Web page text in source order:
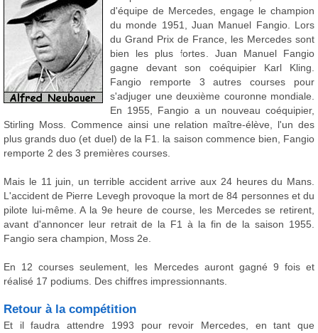
d'équipe de Mercedes, engage le champion
du monde 1951, Juan Manuel Fangio. Lors
du Grand Prix de France, les Mercedes sont
bien les plus fortes. Juan Manuel Fangio
gagne devant son coéquipier Karl Kling.
Fangio remporte 3 autres courses pour
s'adjuger une deuxième couronne mondiale.
En 1955, Fangio a un nouveau coéquipier,
Stirling Moss. Commence ainsi une relation maître-élève, l'un des
plus grands duo (et duel) de la F1. la saison commence bien, Fangio
remporte 2 des 3 premières courses.
Mais le 11 juin, un terrible accident arrive aux 24 heures du Mans.
L'accident de Pierre Levegh provoque la mort de 84 personnes et du
pilote lui-même. A la 9e heure de course, les Mercedes se retirent,
avant d'annoncer leur retrait de la F1 à la fin de la saison 1955.
Fangio sera champion, Moss 2e.
En 12 courses seulement, les Mercedes auront gagné 9 fois et
réalisé 17 podiums. Des chiffres impressionnants.
Retour à la compétition
Et il faudra attendre 1993 pour revoir Mercedes, en tant que